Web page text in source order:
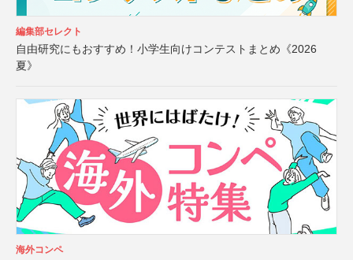
編集部セレクト
自由研究にもおすすめ！小学生向けコンテストまとめ《2026
夏》
海外コンペ